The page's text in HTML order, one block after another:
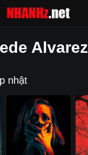
Alvarez
nhật